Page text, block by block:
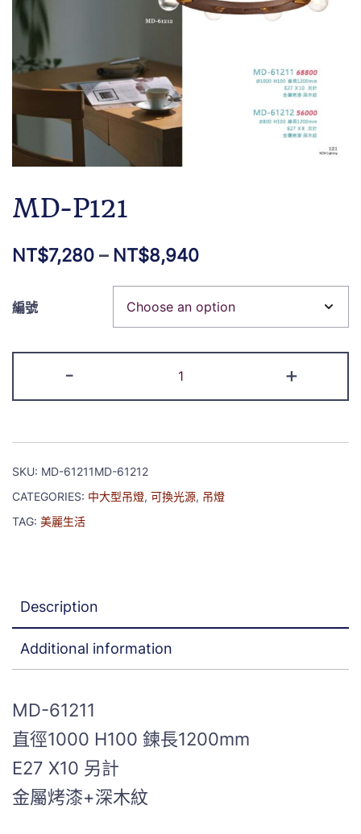
MD-P121
NT$7,280 – NT$8,940
編號
- +
SKU: MD-61211MD-61212
CATEGORIES: 中大型吊燈, 可換光源, 吊燈
TAG: 美麗生活
Description
Additional information
MD-61211
直徑1000 H100 鍊長1200mm
E27 X10 另計
金屬烤漆+深木紋